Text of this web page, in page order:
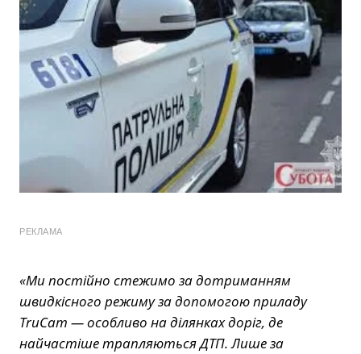
РЕКЛАМА
«Ми постійно стежимо за дотриманням
швидкісного режиму за допомогою приладу
TruCam — особливо на ділянках доріг, де
найчастіше трапляються ДТП. Лише за